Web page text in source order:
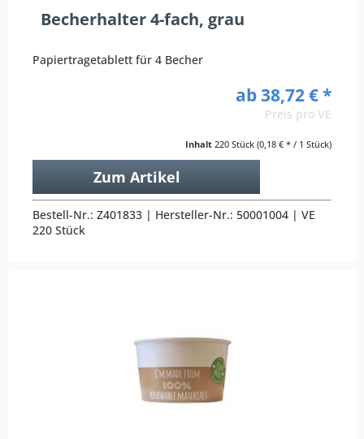
Becherhalter 4-fach, grau
Papiertragetablett für 4 Becher
ab 38,72 € *
Preis pro VE
Inhalt 220 Stück (0,18 € * / 1 Stück)
Zum Artikel
Bestell-Nr.: Z401833 | Hersteller-Nr.: 50001004 | VE
220 Stück